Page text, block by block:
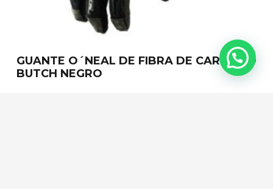
GUANTE O´NEAL DE FIBRA DE CARBONO
BUTCH NEGRO